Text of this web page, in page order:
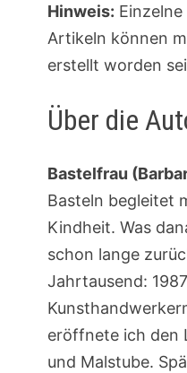
Hinweis:
Artikeln können
erstellt worden
Über die
Bastelfrau
Basteln begleitet
Kindheit. Was
schon lange
Jahrtausend:
eröffnete ich den
und Malstube.